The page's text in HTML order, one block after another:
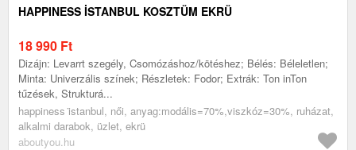
HAPPINESS İSTANBUL KOSZTÜM EKRÜ
18 990 Ft
Dizájn: Levarrt szegély, Csomózáshoz/kötéshez; Bélés: Béleletlen;
Minta: Univerzális színek; Részletek: Fodor; Extrák: Ton inTon
tűzések, Strukturá...
happiness i̇stanbul, női, anyag:modális=70%,viszkóz=30%, ruházat,
alkalmi darabok, üzlet, ekrü
aboutyou.hu